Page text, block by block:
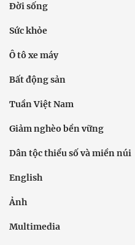
Đời sống
Sức khỏe
Ô tô xe máy
Bất động sản
Tuần Việt Nam
Giảm nghèo bền vững
Dân tộc thiểu số và miền núi
English
Ảnh
Multimedia